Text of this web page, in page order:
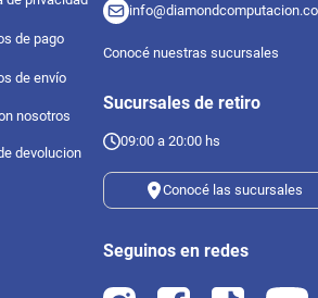
de pago
de envío
nosotros
devolucion
Conocé nuestras sucursales
Sucursales de retiro
09:00 a 20:00 hs
Conocé las sucursales
Seguinos en redes